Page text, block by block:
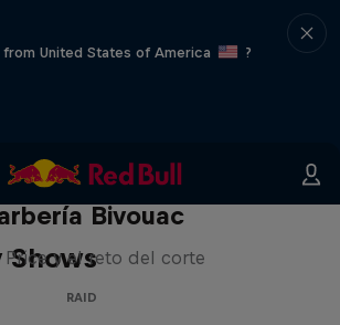
United States of America
?
Shows
Bivouac
Price y el reto del corte
RAID